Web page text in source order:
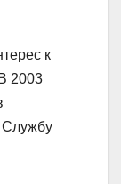
к
2003